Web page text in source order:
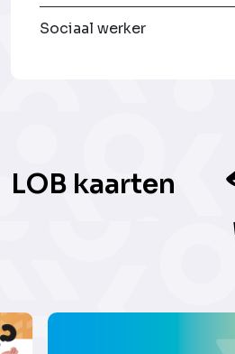
Sociaal werker
LOB kaarten